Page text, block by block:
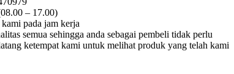
– 17.00)
pada jam kerja
semua sehingga anda sebagai pembeli tidak perlu
ketempat kami untuk melihat produk yang telah kami